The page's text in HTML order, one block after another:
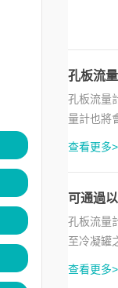
孔板流
孔板流量
量計也將
查看更多
可通過
孔板流量
至冷凝罐
查看更多